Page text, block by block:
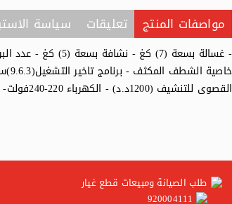
مواصفات المنتج تعليقات سياسة
القصوى للتنشيف (1200د.د) - الكهرباء 220-240فولت- التردد 60 هرتز- الأبعاد (سم) (الارتفاع=85 ، العرض= 59.5 ، العمق = 54)
طلب الصيانة ومبيعات قطع غيار
920004111